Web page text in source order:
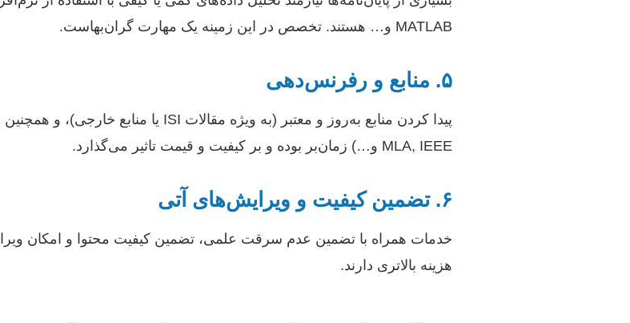
MATLAB و… هستند. تخصص در این زمینه یک مهارت گران‌بهاست.
۵. منابع و رفرنس‌دهی
MLA, IEEE و…) زمان‌بر بوده و بر کیفیت و قیمت تاثیر می‌گذارد.
۶. تضمین کیفیت و ویرایش‌های آتی
خدمات همراه با تضمین عدم سرقت علمی، تضمین کیفیت محتوا و امکان
هزینه بالاتری دارند.